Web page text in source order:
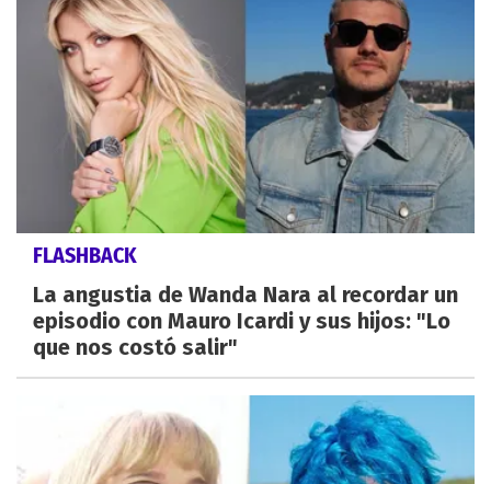
FLASHBACK
La angustia de Wanda Nara al recordar un
episodio con Mauro Icardi y sus hijos: "Lo
que nos costó salir"